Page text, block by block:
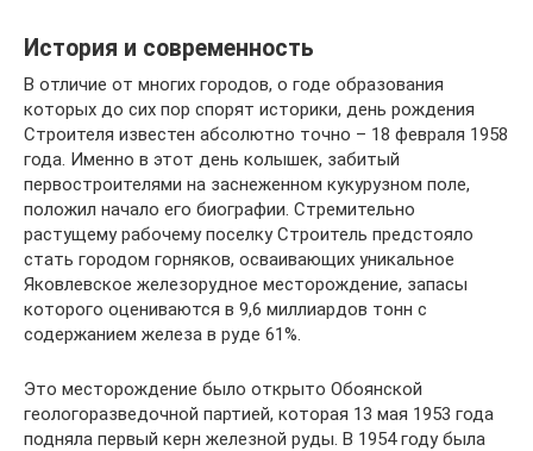
История и современность
В отличие от многих городов, о годе образования
которых до сих пор спорят историки, день рождения
Строителя известен абсолютно точно – 18 февраля 1958
года. Именно в этот день колышек, забитый
первостроителями на заснеженном кукурузном поле,
положил начало его биографии. Стремительно
растущему рабочему поселку Строитель предстояло
стать городом горняков, осваивающих уникальное
Яковлевское железорудное месторождение, запасы
которого оцениваются в 9,6 миллиардов тонн с
содержанием железа в руде 61%.
Это месторождение было открыто Обоянской
геологоразведочной партией, которая 13 мая 1953 года
подняла первый керн железной руды. В 1954 году была